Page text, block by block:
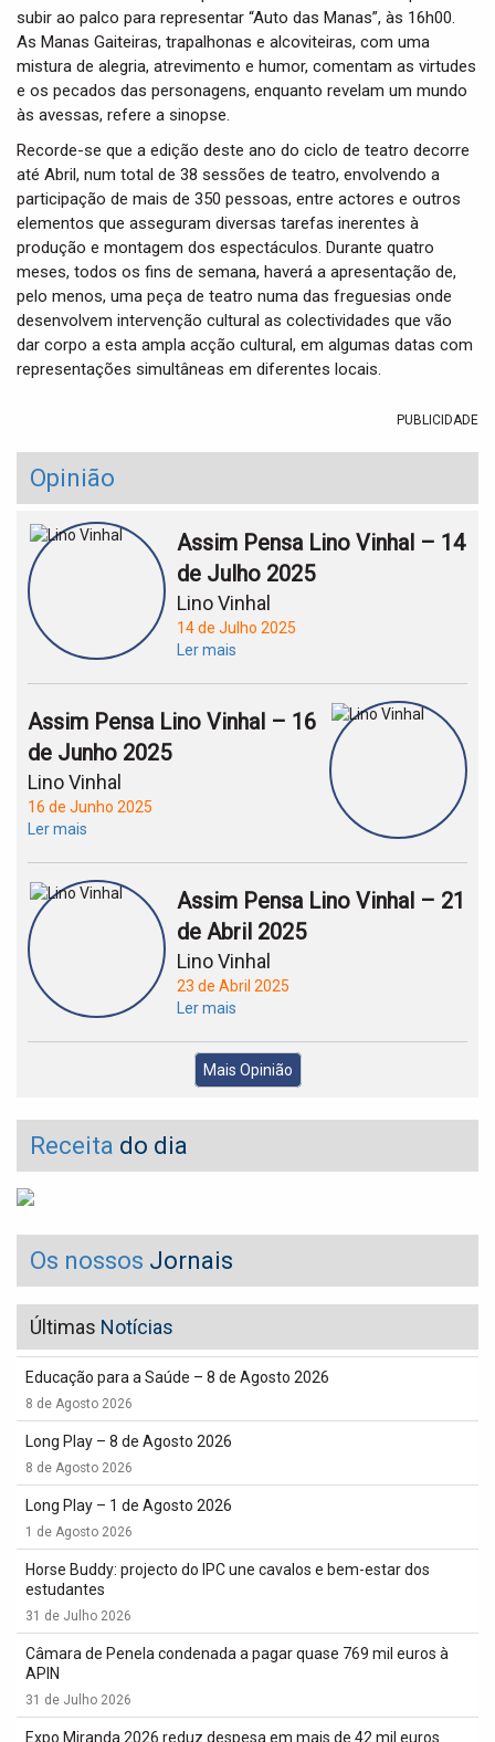
subir ao palco para representar “Auto das Manas”, às 16h00.
As Manas Gaiteiras, trapalhonas e alcoviteiras, com uma
mistura de alegria, atrevimento e humor, comentam as virtudes
e os pecados das personagens, enquanto revelam um mundo
às avessas, refere a sinopse.
Recorde-se que a edição deste ano do ciclo de teatro decorre
até Abril, num total de 38 sessões de teatro, envolvendo a
participação de mais de 350 pessoas, entre actores e outros
elementos que asseguram diversas tarefas inerentes à
produção e montagem dos espectáculos. Durante quatro
meses, todos os fins de semana, haverá a apresentação de,
pelo menos, uma peça de teatro numa das freguesias onde
desenvolvem intervenção cultural as colectividades que vão
dar corpo a esta ampla acção cultural, em algumas datas com
representações simultâneas em diferentes locais.
PUBLICIDADE
Opinião
Assim Pensa Lino Vinhal – 14
de Julho 2025
Lino Vinhal
14 de Julho 2025
Ler mais
Assim Pensa Lino Vinhal – 16
de Junho 2025
Lino Vinhal
16 de Junho 2025
Ler mais
Assim Pensa Lino Vinhal – 21
de Abril 2025
Lino Vinhal
23 de Abril 2025
Ler mais
Mais Opinião
Receita do dia
Os nossos Jornais
Últimas Notícias
Educação para a Saúde – 8 de Agosto 2026
8 de Agosto 2026
Long Play – 8 de Agosto 2026
8 de Agosto 2026
Long Play – 1 de Agosto 2026
1 de Agosto 2026
Horse Buddy: projecto do IPC une cavalos e bem-estar dos
estudantes
31 de Julho 2026
Câmara de Penela condenada a pagar quase 769 mil euros à
APIN
31 de Julho 2026
Expo Miranda 2026 reduz despesa em mais de 42 mil euros